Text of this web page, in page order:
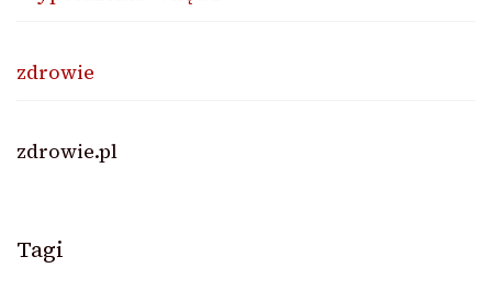
zdrowie
zdrowie.pl
Tagi